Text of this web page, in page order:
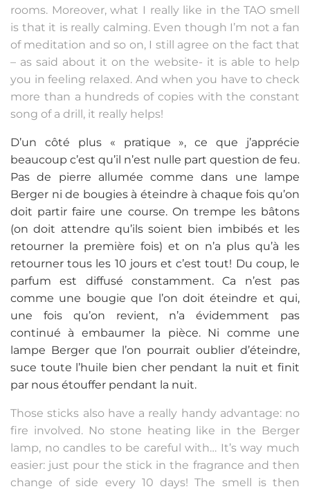
rooms. Moreover, what I really like in the TAO smell
is that it is really calming. Even though I’m not a fan
of meditation and so on, I still agree on the fact that
– as said about it on the website- it is able to help
you in feeling relaxed. And when you have to check
more than a hundreds of copies with the constant
song of a drill, it really helps!
D’un côté plus « pratique », ce que j’apprécie
beaucoup c’est qu’il n’est nulle part question de feu.
Pas de pierre allumée comme dans une lampe
Berger ni de bougies à éteindre à chaque fois qu’on
doit partir faire une course. On trempe les bâtons
(on doit attendre qu’ils soient bien imbibés et les
retourner la première fois) et on n’a plus qu’à les
retourner tous les 10 jours et c’est tout! Du coup, le
parfum est diffusé constamment. Ca n’est pas
comme une bougie que l’on doit éteindre et qui,
une fois qu’on revient, n’a évidemment pas
continué à embaumer la pièce. Ni comme une
lampe Berger que l’on pourrait oublier d’éteindre,
suce toute l’huile bien cher pendant la nuit et finit
par nous étouffer pendant la nuit.
Those sticks also have a really handy advantage: no
fire involved. No stone heating like in the Berger
lamp, no candles to be careful with… It’s way much
easier: just pour the stick in the fragrance and then
change of side every 10 days! The smell is then